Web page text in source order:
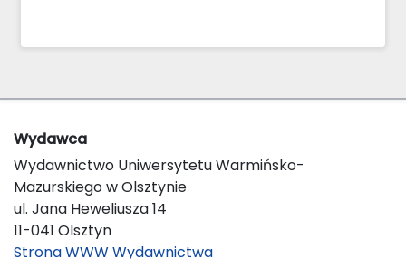
Wydawca
Wydawnictwo Uniwersytetu Warmińsko-
Mazurskiego w Olsztynie
ul. Jana Heweliusza 14
11-041 Olsztyn
Strona WWW Wydawnictwa